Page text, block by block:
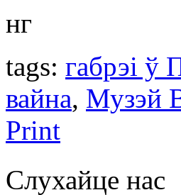
нг
tags: габрэі ў
вайна, Музэй
Print
Слухайце нас